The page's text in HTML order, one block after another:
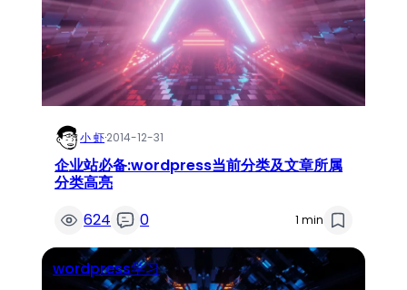
小 虾·2014-12-31
企业站必备:wordpress当前分类及文章所属
分类高亮
624
0 1 min
wordpress学习